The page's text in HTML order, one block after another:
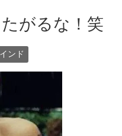
がるな！笑
ンド